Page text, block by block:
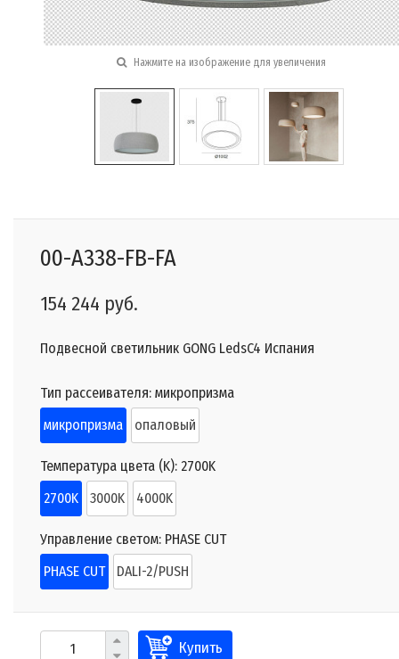
Нажмите на изображение для увеличения
00-A338-FB-FA
154 244 руб.
Подвесной светильник GONG LedsC4 Испания
Тип рассеивателя: микропризма
микропризма
опаловый
Температура цвета (K): 2700K
2700K
3000K 4000K
Управление светом: PHASE CUT
PHASE CUT
DALI-2/PUSH
Купить